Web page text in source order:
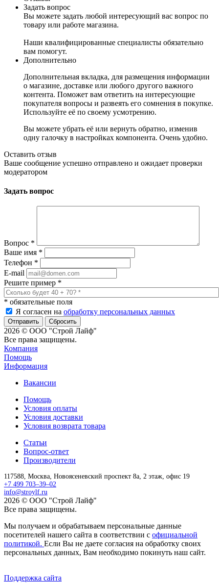
Задать вопрос
Вы можете задать любой интересующий вас вопрос по
товару или работе магазина.
Наши квалифицированные специалисты обязательно
вам помогут.
Дополнительно
Дополнительная вкладка, для размещения информации
о магазине, доставке или любого другого важного
контента. Поможет вам ответить на интересующие
покупателя вопросы и развеять его сомнения в покупке.
Используйте её по своему усмотрению.
Вы можете убрать её или вернуть обратно, изменив
одну галочку в настройках компонента. Очень удобно.
Оставить отзыв
Ваше сообщение успешно отправлено и ожидает проверки
модератором
Задать вопрос
Вопрос *
Ваше имя *
Телефон *
E-mail
Решите пример *
* обязательные поля
Я согласен на обработку персональных данных
Сбросить
2026 © ООО "Строй Лайф"
Все права защищены.
Компания
Помощь
Информация
Вакансии
Помощь
Условия оплаты
Условия доставки
Условия возврата товара
Статьи
Вопрос-ответ
Производители
117588, Москва, Новоясеневский проспект 8а, 2 этаж, офис 19
+7 499 703–39–02
info@stroylf.ru
2026 © ООО "Строй Лайф"
Все права защищены.
Мы получаем и обрабатываем персональные данные
посетителей нашего сайта в соответствии с официальной
политикой. Если Вы не даете согласия на обработку своих
персональных данных, Вам необходимо покинуть наш сайт.
Поддержка сайта